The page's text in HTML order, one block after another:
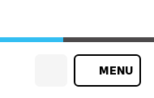
MENU